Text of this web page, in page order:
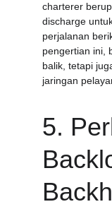
charterer
discharge
perjalanan
pengertian ini,
balik, tetapi
jaringan
5.